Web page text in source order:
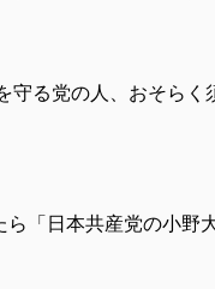
る党の人、おそらく
「日本共産党の小野